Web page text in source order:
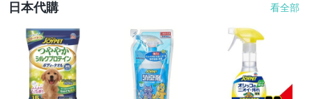
日本代購 看全部